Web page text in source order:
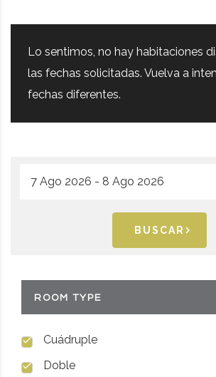
Lo sentimos, no hay habitaciones
las fechas solicitadas. Vuelva a
fechas diferentes.
BUSCAR
ROOM TYPE
Cuádruple
Doble